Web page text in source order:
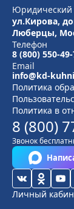
Юридический
ул.Кирова,
Люберцы,
Телефон
8 (800) 550-
Email
info@kd-
Политика
Политика в
8 (800)
Звонок
Личный